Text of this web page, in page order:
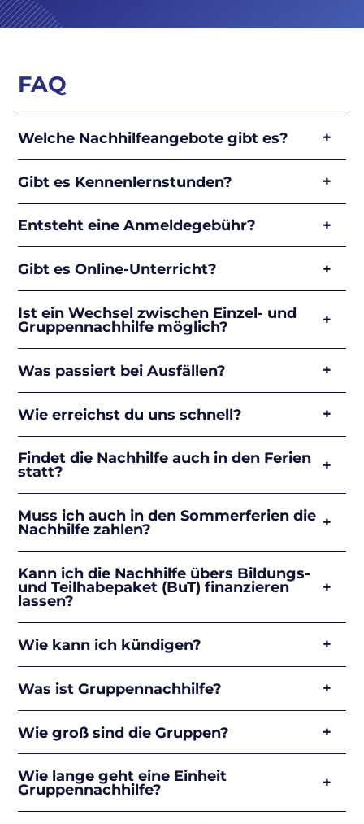
FAQ
Welche Nachhilfeangebote gibt es?
Gibt es Kennenlernstunden?
Entsteht eine Anmeldegebühr?
Gibt es Online-Unterricht?
Ist ein Wechsel zwischen Einzel- und
Gruppennachhilfe möglich?
Was passiert bei Ausfällen?
Wie erreichst du uns schnell?
Findet die Nachhilfe auch in den Ferien
statt?
Muss ich auch in den Sommerferien die
Nachhilfe zahlen?
Kann ich die Nachhilfe übers Bildungs-
und Teilhabepaket (BuT) finanzieren
lassen?
Wie kann ich kündigen?
Was ist Gruppennachhilfe?
Wie groß sind die Gruppen?
Wie lange geht eine Einheit
Gruppennachhilfe?